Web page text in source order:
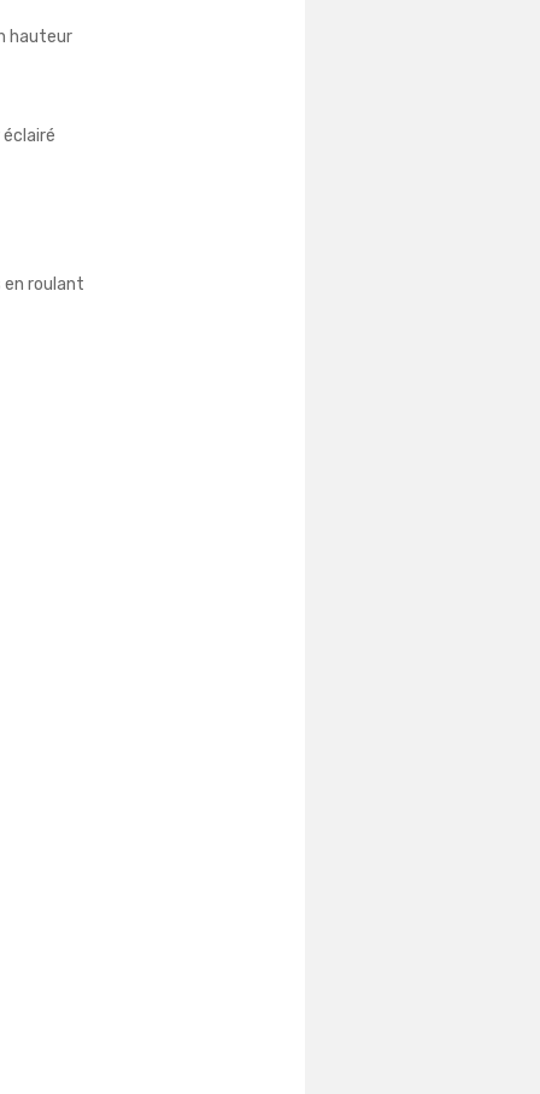
hauteur
éclairé
en roulant